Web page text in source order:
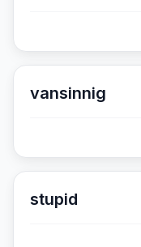
vansinnig
stupid